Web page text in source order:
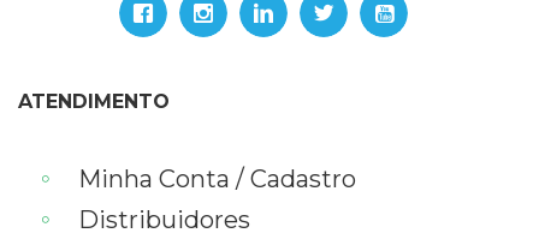
ATENDIMENTO
Minha Conta / Cadastro
Distribuidores